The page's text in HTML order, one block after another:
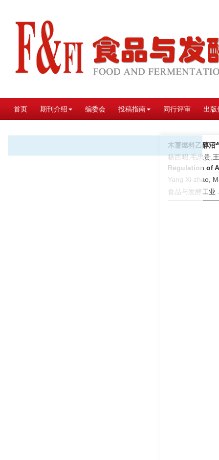
首页 期刊介绍 编委会 投稿指南 同行评审 出版
木薯燃料乙醇沼
杨西昭,毛忠贵,
Regulation of
Yang Xi-zhao,
食品与发酵工业